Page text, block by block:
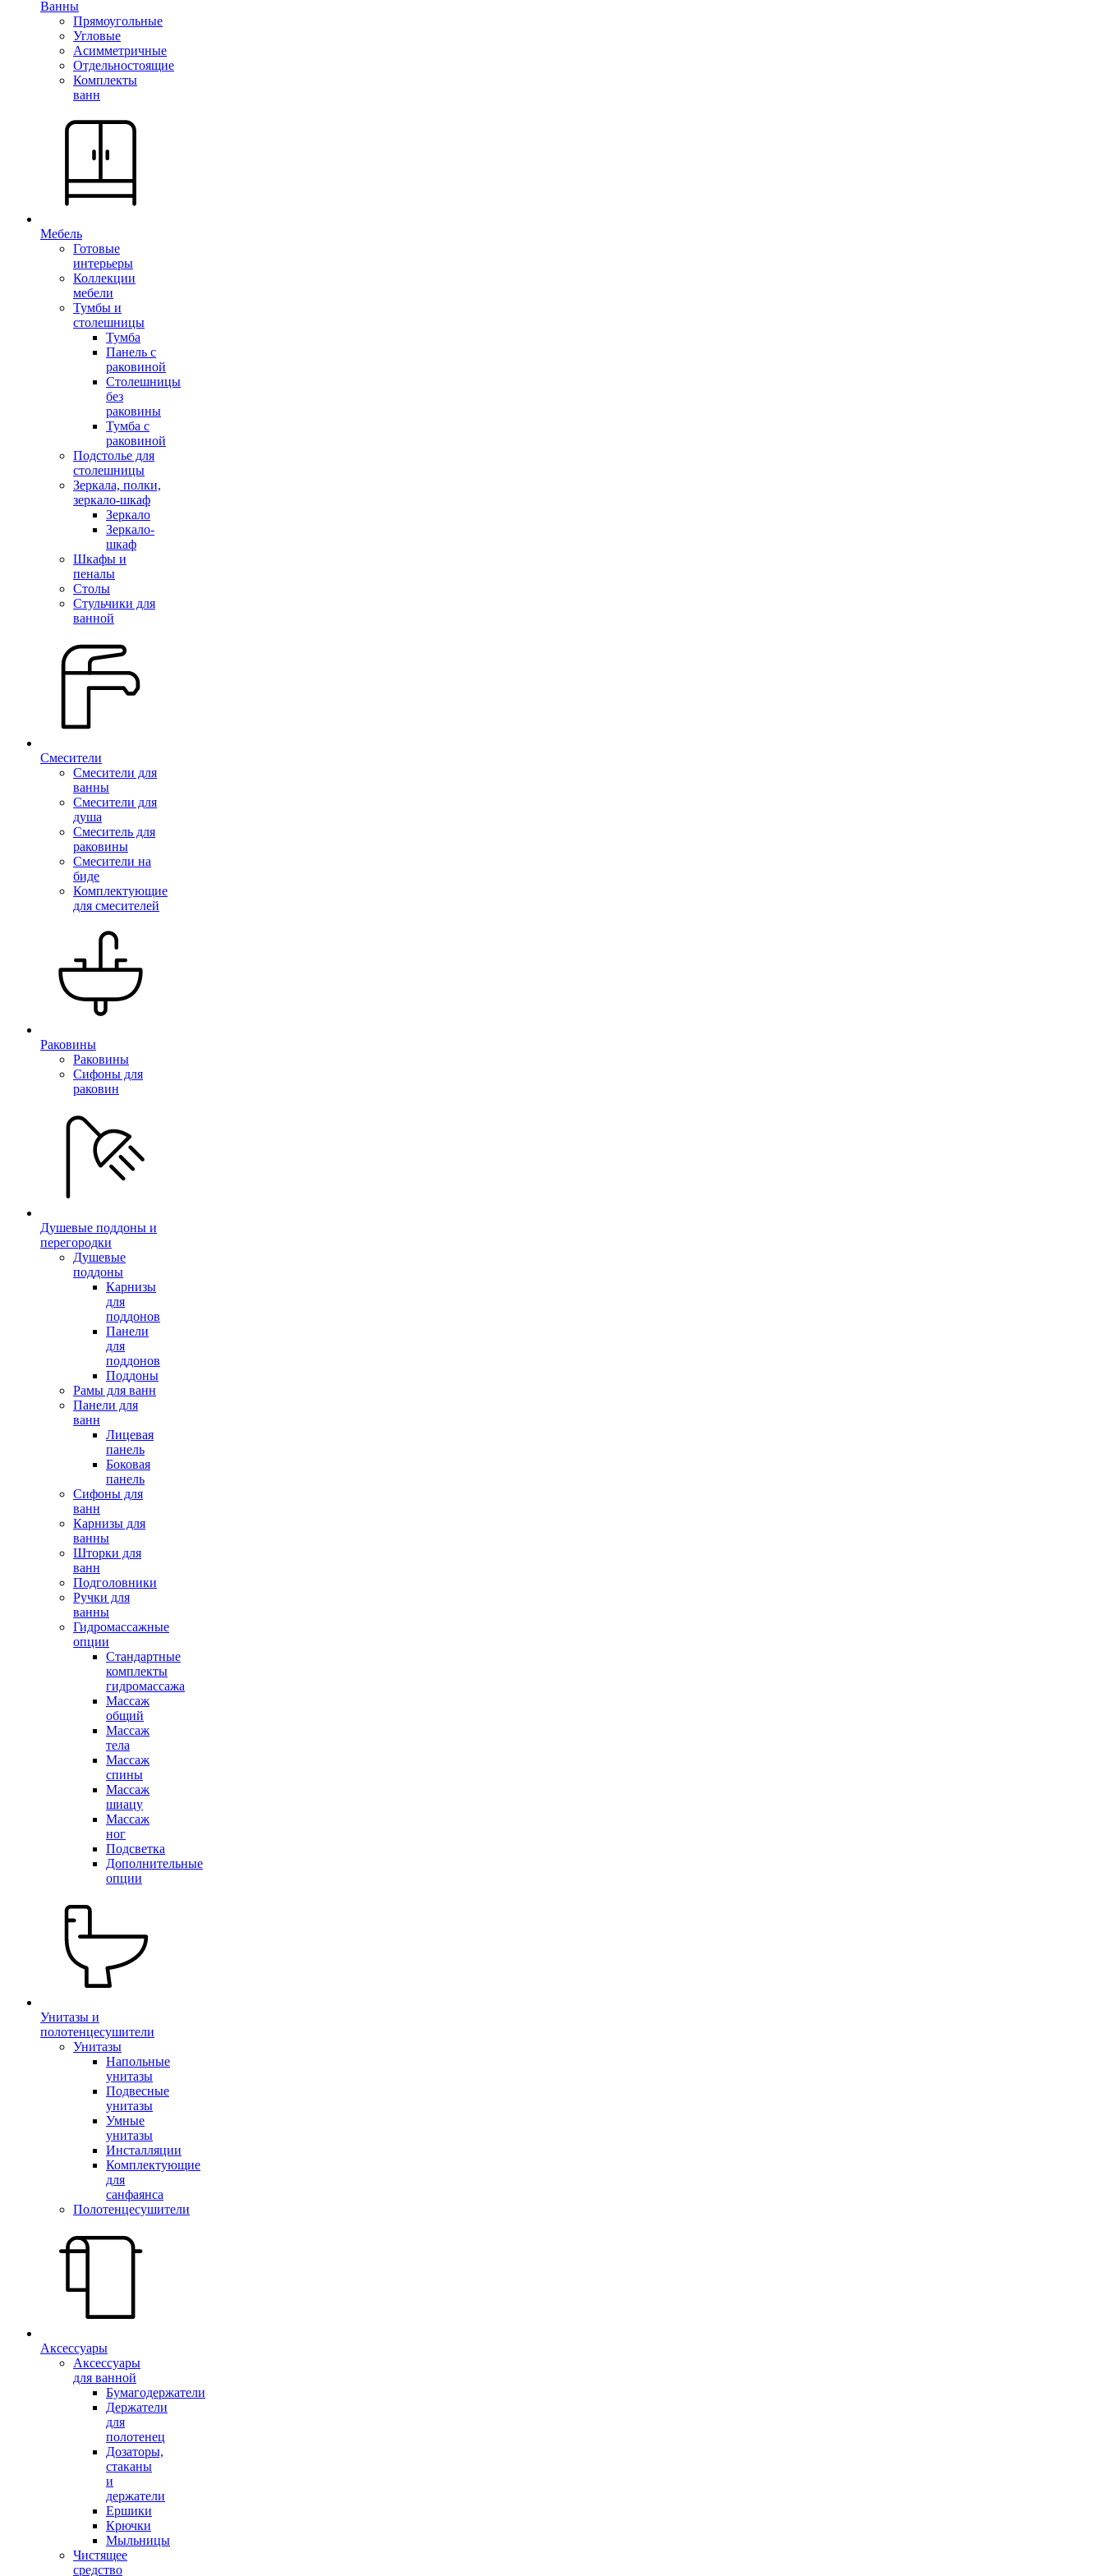
Ванны
Прямоугольные
Угловые
Асимметричные
Отдельностоящие
Комплекты
ванн
Мебель
Готовые
интерьеры
Коллекции
мебели
Тумбы и
столешницы
Тумба
Панель с
раковиной
Столешницы
без
раковины
Тумба с
раковиной
Подстолье для
столешницы
Зеркала, полки,
зеркало-шкаф
Зеркало
Зеркало-
шкаф
Шкафы и
пеналы
Столы
Стульчики для
ванной
Смесители
Смесители для
ванны
Смесители для
душа
Смеситель для
раковины
Смесители на
биде
Комплектующие
для смесителей
Раковины
Раковины
Сифоны для
раковин
Душевые поддоны и
перегородки
Душевые
поддоны
Карнизы
для
поддонов
Панели
для
поддонов
Поддоны
Рамы для ванн
Панели для
ванн
Лицевая
панель
Боковая
панель
Сифоны для
ванн
Карнизы для
ванны
Шторки для
ванн
Подголовники
Ручки для
ванны
Гидромассажные
опции
Стандартные
комплекты
гидромассажа
Массаж
общий
Массаж
тела
Массаж
спины
Массаж
шиацу
Массаж
ног
Подсветка
Дополнительные
опции
Унитазы и
полотенцесушители
Унитазы
Напольные
унитазы
Подвесные
унитазы
Умные
унитазы
Инсталляции
Комплектующие
для
санфаянса
Полотенцесушители
Аксессуары
Аксессуары
для ванной
Бумагодержатели
Держатели
для
полотенец
Дозаторы,
стаканы
и
держатели
Ершики
Крючки
Мыльницы
Чистящее
средство